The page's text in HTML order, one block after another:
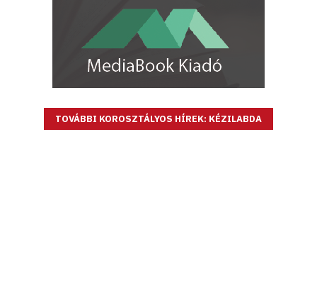
TOVÁBBI KOROSZTÁLYOS HÍREK: KÉZILABDA